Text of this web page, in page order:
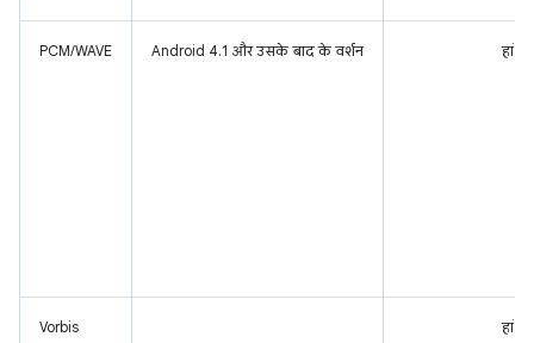
PCM/WAVE Android 4.1 और उसके बाद के वर्शन हां
Vorbis हां